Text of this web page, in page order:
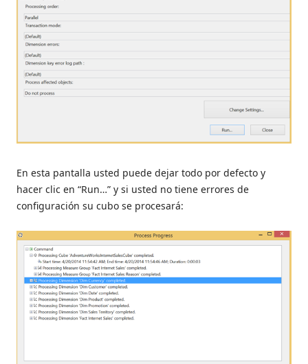
En esta pantalla usted puede dejar todo por defecto y
hacer clic en “Run…” y si usted no tiene errores de
configuración su cubo se procesará: